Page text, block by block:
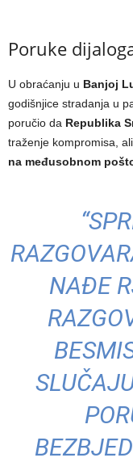
Poruke
U obraćanju u Banjoj
godišnjice stradanja u
poručio da Republika
traženje kompromisa,
na međusobnom
NAĐE